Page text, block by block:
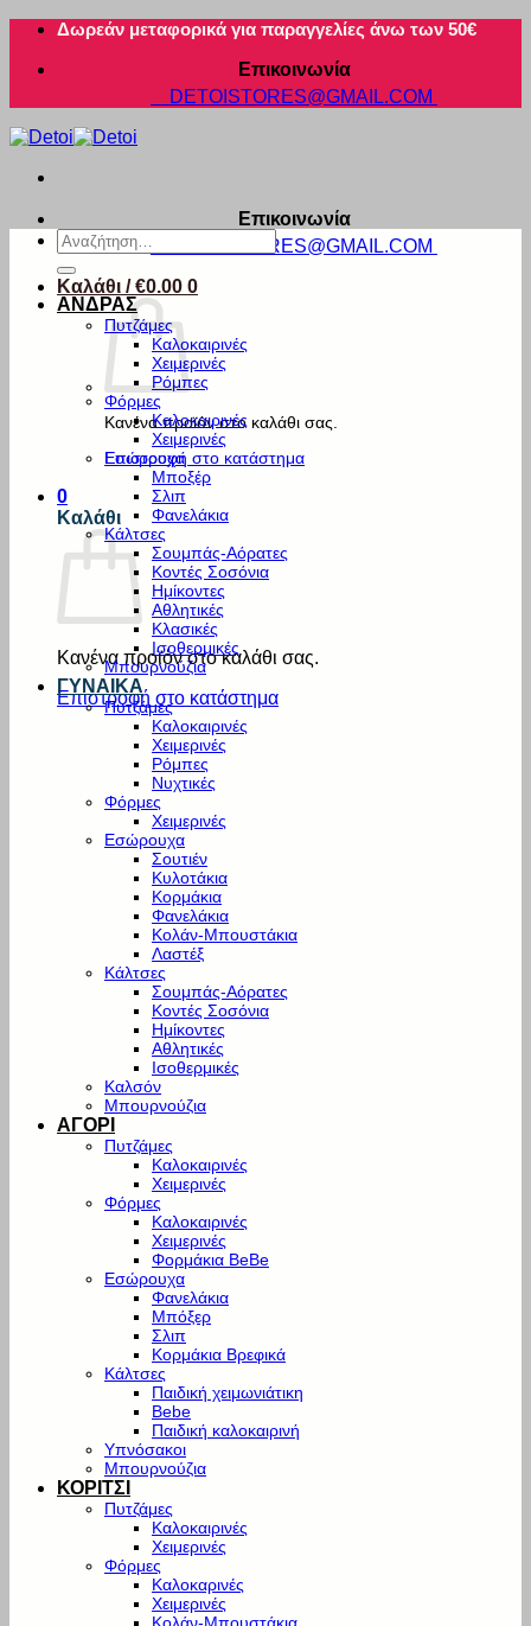
Μετάβαση
περιεχόμενο
Δωρεάν μεταφορικά για παραγγελίες άνω των 50€
Επικοινωνία
DETOISTORES@GMAIL.COM
Επικοινωνία
DETOISTORES@GMAIL.COM
Καλάθι /€0.00 0
Κανένα προϊόν στο καλάθι σας.
Επιστροφή στο κατάστημα
0
Καλάθι
Κανένα προϊόν στο καλάθι σας.
Επιστροφή στο κατάστημα
Αναζήτηση
για:
ΑΝΔΡΑΣ
Πυτζάμες
Καλοκαιρινές
Χειμερινές
Ρόμπες
Φόρμες
Καλοκαιρινές
Χειμερινές
Εσώρουχα
Μποξέρ
Σλιπ
Φανελάκια
Κάλτσες
Σουμπάς-Αόρατες
Κοντές Σοσόνια
Ημίκοντες
Αθλητικές
Κλασικές
Ισοθερμικές
Μπουρνούζια
ΓΥΝΑΙΚΑ
Πυτζάμες
Καλοκαιρινές
Χειμερινές
Ρόμπες
Νυχτικές
Φόρμες
Χειμερινές
Εσώρουχα
Σουτιέν
Κυλοτάκια
Κορμάκια
Φανελάκια
Κολάν-Μπουστάκια
Λαστέξ
Κάλτσες
Σουμπάς-Αόρατες
Κοντές Σοσόνια
Ημίκοντες
Αθλητικές
Ισοθερμικές
Καλσόν
Μπουρνούζια
ΑΓΟΡΙ
Πυτζάμες
Καλοκαιρινές
Χειμερινές
Φόρμες
Καλοκαιρινές
Χειμερινές
Φορμάκια BeBe
Εσώρουχα
Φανελάκια
Μπόξερ
Σλιπ
Κορμάκια Βρεφικά
Κάλτσες
Παιδική χειμωνιάτικη
Bebe
Παιδική καλοκαιρινή
Υπνόσακοι
Μπουρνούζια
ΚΟΡΙΤΣΙ
Πυτζάμες
Καλοκαιρινές
Χειμερινές
Φόρμες
Καλοκαρινές
Χειμερινές